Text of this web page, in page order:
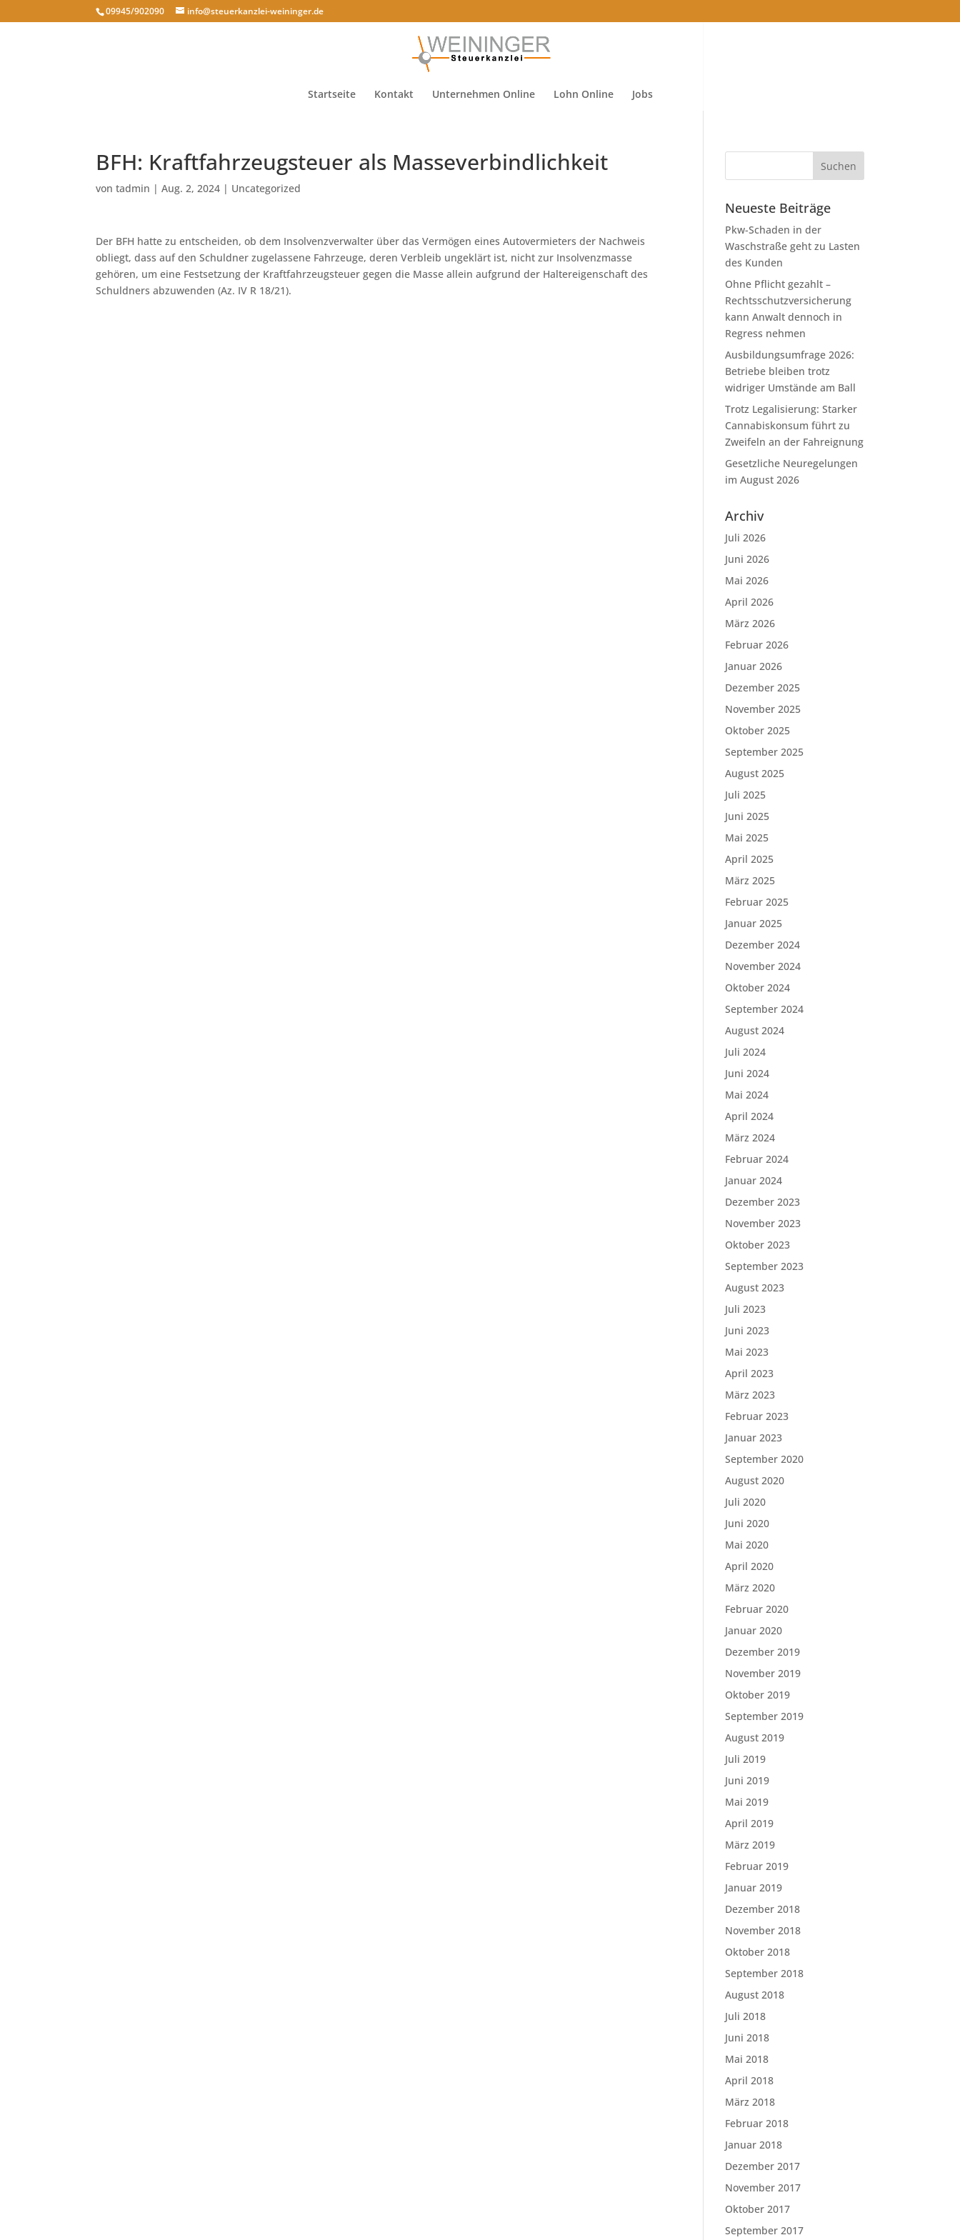
09945/902090 info@steuerkanzlei-weininger.de
Startseite Kontakt Unternehmen Online Lohn Online Jobs
BFH: Kraftfahrzeugsteuer als Masseverbindlichkeit
vontadmin |Aug. 2, 2024 | Uncategorized
Der BFH hatte zu entscheiden, ob dem Insolvenzverwalter über das Vermögen eines Autovermieters der Nachweis
obliegt, dass auf den Schuldner zugelassene Fahrzeuge, deren Verbleib ungeklärt ist, nicht zur Insolvenzmasse
gehören, um eine Festsetzung der Kraftfahrzeugsteuer gegen die Masse allein aufgrund der Haltereigenschaft des
Schuldners abzuwenden (Az. IV R 18/21).
Neueste Beiträge
Pkw-Schaden in der
Waschstraße geht zu Lasten
des Kunden
Ohne Pflicht gezahlt –
Rechtsschutzversicherung
kann Anwalt dennoch in
Regress nehmen
Ausbildungsumfrage 2026:
Betriebe bleiben trotz
widriger Umstände am Ball
Trotz Legalisierung: Starker
Cannabiskonsum führt zu
Zweifeln an der Fahreignung
Gesetzliche Neuregelungen
im August 2026
Archiv
Juli 2026
Juni 2026
Mai 2026
April 2026
März 2026
Februar 2026
Januar 2026
Dezember 2025
November 2025
Oktober 2025
September 2025
August 2025
Juli 2025
Juni 2025
Mai 2025
April 2025
März 2025
Februar 2025
Januar 2025
Dezember 2024
November 2024
Oktober 2024
September 2024
August 2024
Juli 2024
Juni 2024
Mai 2024
April 2024
März 2024
Februar 2024
Januar 2024
Dezember 2023
November 2023
Oktober 2023
September 2023
August 2023
Juli 2023
Juni 2023
Mai 2023
April 2023
März 2023
Februar 2023
Januar 2023
September 2020
August 2020
Juli 2020
Juni 2020
Mai 2020
April 2020
März 2020
Februar 2020
Januar 2020
Dezember 2019
November 2019
Oktober 2019
September 2019
August 2019
Juli 2019
Juni 2019
Mai 2019
April 2019
März 2019
Februar 2019
Januar 2019
Dezember 2018
November 2018
Oktober 2018
September 2018
August 2018
Juli 2018
Juni 2018
Mai 2018
April 2018
März 2018
Februar 2018
Januar 2018
Dezember 2017
November 2017
Oktober 2017
September 2017